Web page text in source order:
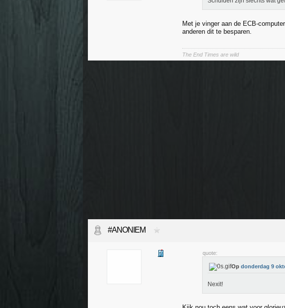
Met je vinger aan de ECB-
anderen dit te besparen.
The End Times are wild
#ANONIEM
quote:
Op donderdag 9
Nexit!